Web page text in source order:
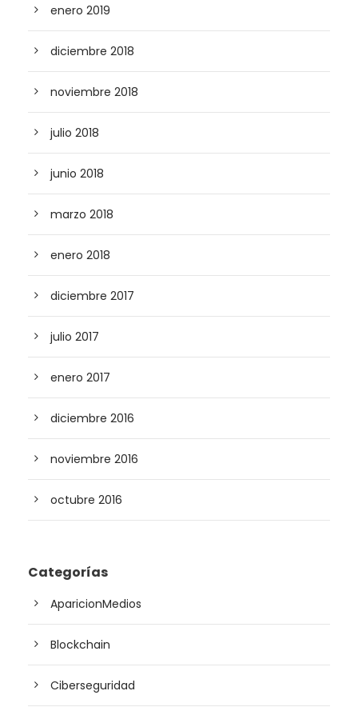
enero 2019
diciembre 2018
noviembre 2018
julio 2018
junio 2018
marzo 2018
enero 2018
diciembre 2017
julio 2017
enero 2017
diciembre 2016
noviembre 2016
octubre 2016
Categorías
AparicionMedios
Blockchain
Ciberseguridad